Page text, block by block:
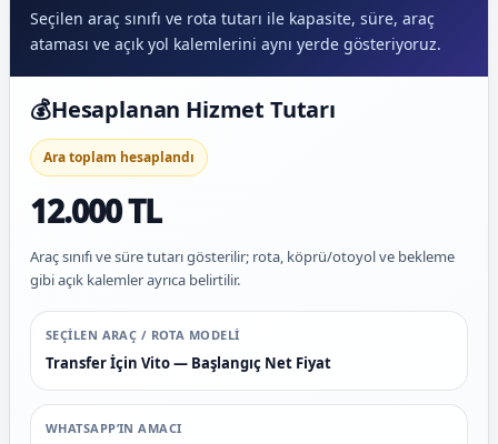
Seçilen araç sınıfı ve rota tutarı ile kapasite, süre, araç
ataması ve açık yol kalemlerini aynı yerde gösteriyoruz.
💰Hesaplanan Hizmet Tutarı
Ara toplam hesaplandı
12.000 TL
Araç sınıfı ve süre tutarı gösterilir; rota, köprü/otoyol ve bekleme
gibi açık kalemler ayrıca belirtilir.
SEÇILEN ARAÇ / ROTA MODELI
Transfer İçin Vito — Başlangıç Net Fiyat
WHATSAPP’IN AMACI